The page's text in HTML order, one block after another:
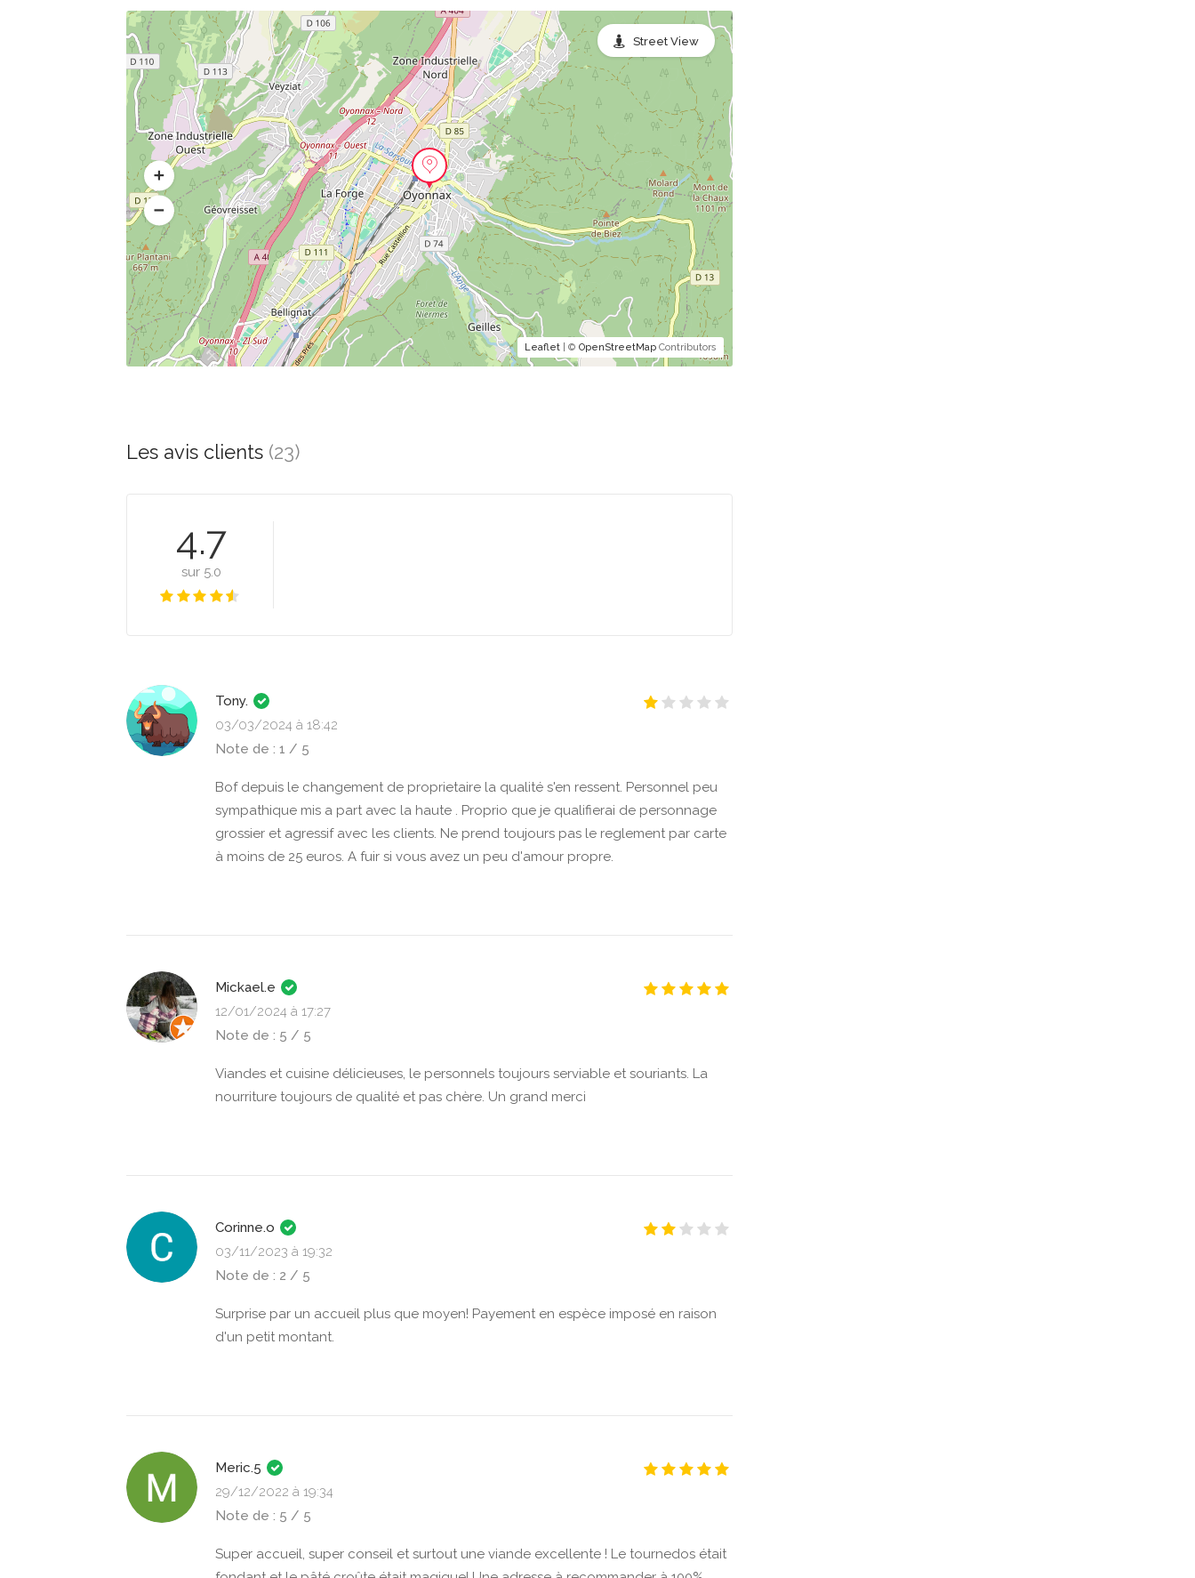
Leaflet| © OpenStreetMapContributors
Street View
Les avis clients (23)
4.7
sur 5.0
Tony.
03/03/2024 à 18:42
Note de : 1 / 5
Bof depuis le changement de proprietaire la qualité s'en ressent. Personnel peu
sympathique mis a part avec la haute . Proprio que je qualifierai de personnage
grossier et agressif avec les clients. Ne prend toujours pas le reglement par carte
à moins de 25 euros. A fuir si vous avez un peu d'amour propre.
Mickael.e
12/01/2024 à 17:27
Note de : 5 / 5
Viandes et cuisine délicieuses, le personnels toujours serviable et souriants. La
nourriture toujours de qualité et pas chère. Un grand merci
Corinne.o
03/11/2023 à 19:32
Note de : 2 / 5
Surprise par un accueil plus que moyen! Payement en espèce imposé en raison
d'un petit montant.
Meric.5
29/12/2022 à 19:34
Note de : 5 / 5
Super accueil, super conseil et surtout une viande excellente ! Le tournedos était